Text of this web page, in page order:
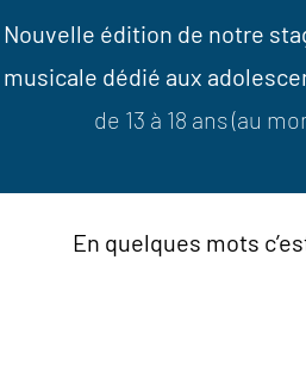
Nouvelle édition de notre
musicale dédié aux
de 13 à 18 ans (au
En quelques mots